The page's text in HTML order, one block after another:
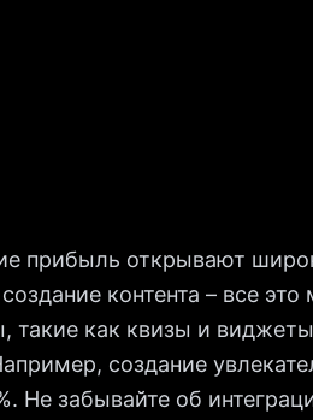
прибыль открывают
контента – все
такие как квизы и
создание
Не забывайте об